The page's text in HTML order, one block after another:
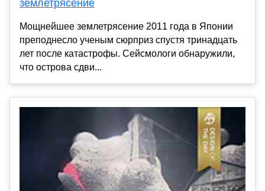
землетрясение
Мощнейшее землетрясение 2011 года в Японии
преподнесло ученым сюрприз спустя тринадцать
лет после катастрофы. Сейсмологи обнаружили,
что острова сдви...